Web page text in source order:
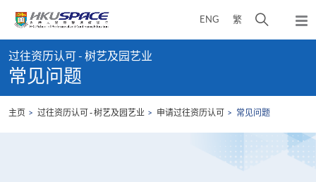
content
ENG 繁
开
面
弹
出
content
start
过往资历认可 - 树艺及园艺业
常见问题
主页 过往资历认可 - 树艺及园艺业 申请过往资历认可 常见问题